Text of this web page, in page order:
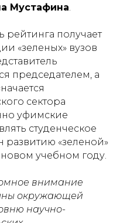
Мустафина.
рейтинга получает
«зеленых» вузов
председателем, а
сектора
уфимские
студенческое
развитию «зеленой»
новом учебном году.
внимание
окружающей
научно-